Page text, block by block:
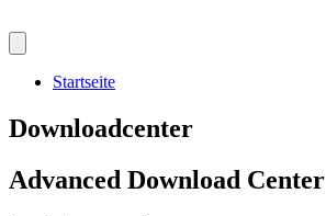
Startseite
Downloadcenter
Advanced Download Center